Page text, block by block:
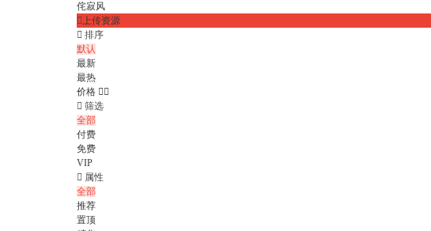
侘寂风
上传资源
 排序
默认
最新
最热
价格 
 筛选
全部
付费
免费
VIP
 属性
全部
推荐
置顶